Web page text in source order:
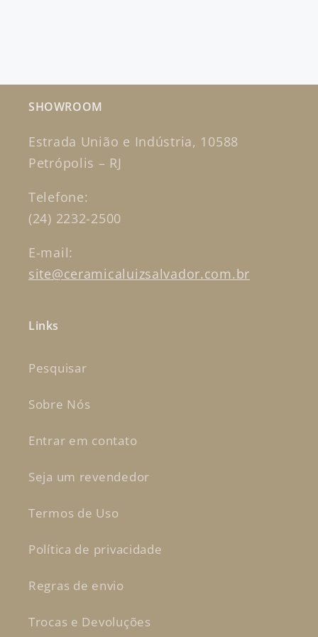
SHOWROOM
Estrada União e Indústria, 10588
Petrópolis – RJ
Telefone:
(24) 2232-2500
E-mail:
site@ceramicaluizsalvador.com.br
Links
Pesquisar
Sobre Nós
Entrar em contato
Seja um revendedor
Termos de Uso
Política de privacidade
Regras de envio
Trocas e Devoluções